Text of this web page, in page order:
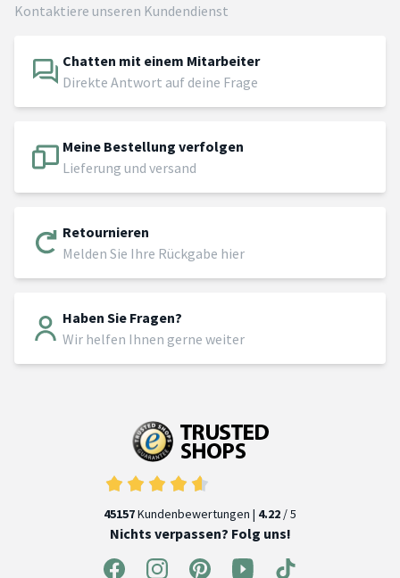
Kontaktiere unseren Kundendienst
Chatten mit einem Mitarbeiter
Direkte Antwort auf deine Frage
Meine Bestellung verfolgen
Lieferung und versand
Retournieren
Melden Sie Ihre Rückgabe hier
Haben Sie Fragen?
Wir helfen Ihnen gerne weiter
45157Kundenbewertungen | 4.22 / 5
Nichts verpassen? Folg uns!